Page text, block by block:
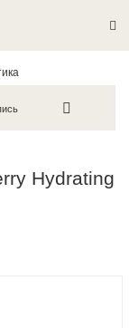
Hydrating